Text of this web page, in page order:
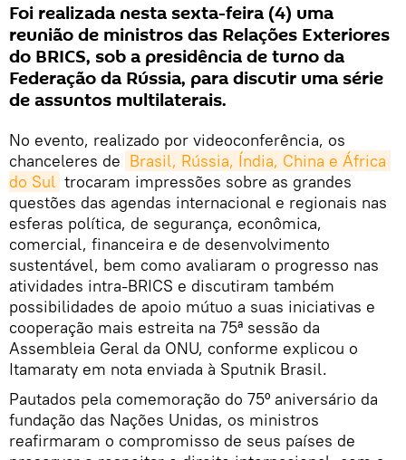
Foi realizada nesta sexta-feira (4) uma
reunião de ministros das Relações Exteriores
do BRICS, sob a presidência de turno da
Federação da Rússia, para discutir uma série
de assuntos multilaterais.
No evento, realizado por videoconferência, os
chanceleres de Brasil, Rússia, Índia, China e África
do Sul trocaram impressões sobre as grandes
questões das agendas internacional e regionais nas
esferas política, de segurança, econômica,
comercial, financeira e de desenvolvimento
sustentável, bem como avaliaram o progresso nas
atividades intra-BRICS e discutiram também
possibilidades de apoio mútuo a suas iniciativas e
cooperação mais estreita na 75ª sessão da
Assembleia Geral da ONU, conforme explicou o
Itamaraty em nota enviada à Sputnik Brasil.
Pautados pela comemoração do 75º aniversário da
fundação das Nações Unidas, os ministros
reafirmaram o compromisso de seus países de